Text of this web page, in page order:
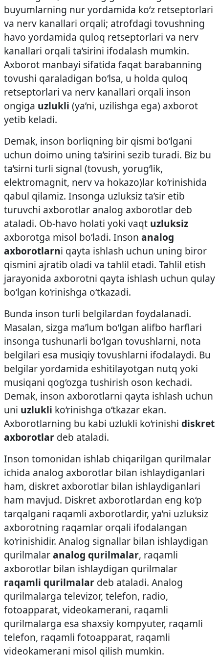
buyumlarning nur yordamida ko‘z retseptorlari
va nerv kanallari orqali; atrofdagi tovushning
havo yordamida quloq retseptorlari va nerv
kanallari orqali ta’sirini ifodalash mumkin.
Axborot manbayi sifatida faqat barabanning
tovushi qaraladigan bo‘lsa, u holda quloq
retseptorlari va nerv kanallari orqali inson
ongiga uzlukli (ya’ni, uzilishga ega) axborot
yetib keladi.
Demak, inson borliqning bir qismi bo‘lgani
uchun doimo uning ta’sirini sezib turadi. Biz bu
ta’sirni turli signal (tovush, yorug‘lik,
elektromagnit, nerv va hokazo)lar ko‘rinishida
qabul qilamiz. Insonga uzluksiz ta’sir etib
turuvchi axborotlar analog axborotlar deb
ataladi. Ob-­havo holati yoki vaqt uzluksiz
axborotga misol bo‘ladi. Inson analog
axborotlarni qayta ishlash uchun uning biror
qismini ajratib oladi va tahlil etadi. Tahlil etish
jarayonida axborotni qayta ishlash uchun qulay
bo‘lgan ko‘rinishga o‘tkazadi.
Bunda inson turli belgilardan foydalanadi.
Masalan, sizga ma’lum bo‘lgan alifbo harflari
insonga tushunarli bo‘lgan tovushlarni, nota
belgilari esa musiqiy tovushlarni ifodalaydi. Bu
belgilar yordamida eshitilayotgan nutq yoki
musiqani qog‘ozga tushirish oson kechadi.
Demak, inson axborotlarni qayta ishlash uchun
uni uzlukli ko‘rinishga o‘tkazar ekan.
Axborotlarning bu kabi uzlukli ko‘rinishi diskret
axborotlar deb ataladi.
Inson tomonidan ishlab chiqarilgan qurilmalar
ichida analog axborotlar bilan ishlaydiganlari
ham, diskret axborotlar bilan ishlaydiganlari
ham mavjud. Diskret axborotlardan eng ko‘p
tarqalgani raqamli axborotlardir, ya’ni uzluksiz
axborotning raqamlar orqali ifodalangan
ko‘rinishidir. Analog signallar bilan ishlaydigan
qurilmalaranalog qurilmalar, raqamli
axborotlar bilan ishlaydigan qurilmalar
raqamli qurilmalar deb ataladi. Analog
qurilmalarga televizor, telefon, radio,
fotoapparat, videokamerani, raqamli
qurilmalarga esa shaxsiy kompyuter, raqamli
telefon, raqamli fotoapparat, raqamli
videokamerani misol qilish mumkin.